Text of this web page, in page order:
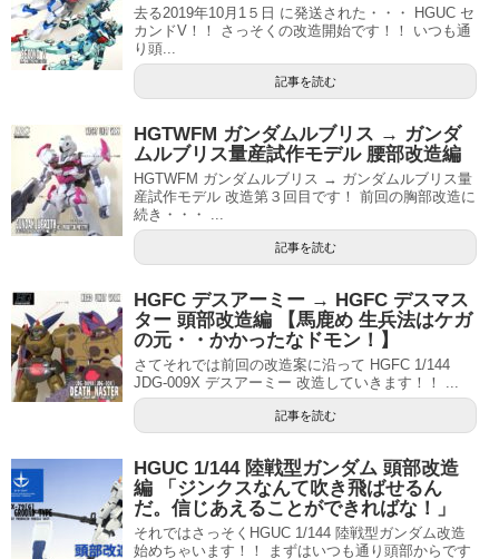
去る2019年10月1５日 に発送された・・・ HGUC セ
カンドV！！ さっそくの改造開始です！！ いつも通
り頭...
記事を読む
HGTWFM ガンダムルブリス → ガンダ
ムルブリス量産試作モデル 腰部改造編
HGTWFM ガンダムルブリス → ガンダムルブリス量
産試作モデル 改造第３回目です！ 前回の胸部改造に
続き・・・ ...
記事を読む
HGFC デスアーミー → HGFC デスマス
ター 頭部改造編 【馬鹿め 生兵法はケガ
の元・・かかったなドモン！】
さてそれでは前回の改造案に沿って HGFC 1/144
JDG-009X デスアーミー 改造していきます！！ ...
記事を読む
HGUC 1/144 陸戦型ガンダム 頭部改造
編 「ジンクスなんて吹き飛ばせるん
だ。信じあえることができればな！」
それではさっそくHGUC 1/144 陸戦型ガンダム改造
始めちゃいます！！ まずはいつも通り頭部からです